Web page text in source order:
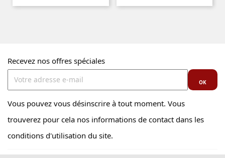
Prix Prix
Recevez nos offres spéciales
Vous pouvez vous désinscrire à tout moment. Vous
trouverez pour cela nos informations de contact dans les
conditions d'utilisation du site.